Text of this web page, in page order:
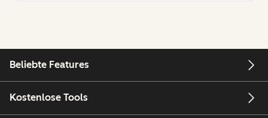
Beliebte Features
Kostenlose Tools